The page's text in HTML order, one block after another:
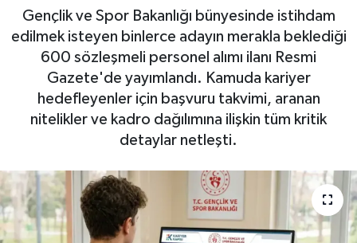
Gençlik ve Spor Bakanlığı bünyesinde istihdam
edilmek isteyen binlerce adayın merakla beklediği
600 sözleşmeli personel alımı ilanı Resmi
Gazete'de yayımlandı. Kamuda kariyer
hedefleyenler için başvuru takvimi, aranan
nitelikler ve kadro dağılımına ilişkin tüm kritik
detaylar netleşti.